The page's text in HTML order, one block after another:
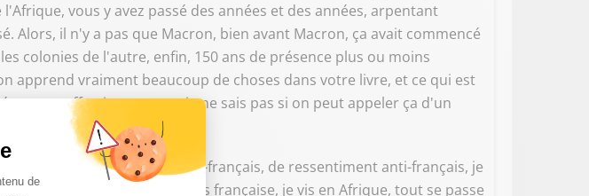
vous y avez passé des années et des années, arpentant
Alors, il n'y a pas que Macron, bien avant Macron, ça avait commencé
colonies de l'autre, enfin, 150 ans de présence plus ou moins
apprend vraiment beaucoup de choses dans votre livre, et ce qui est
effectivement, ou je ne sais pas si on peut appeler ça d'un
ce point ?
toujours de sentiment anti-français, de ressentiment anti-français, je
française. Mais moi, je suis française, je vis en Afrique, tout se passe